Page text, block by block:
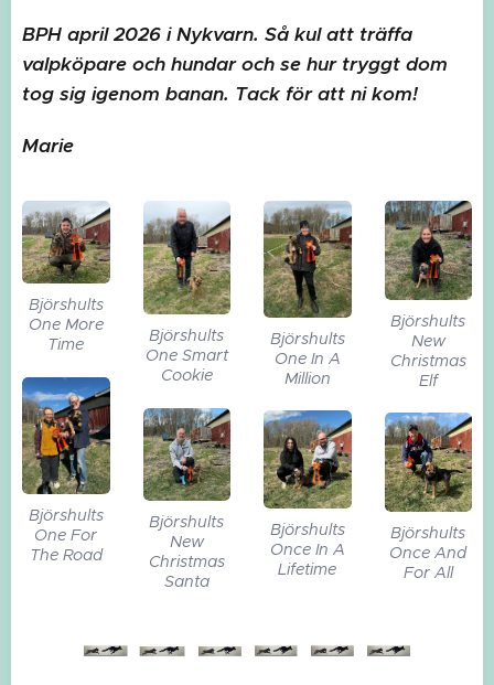
BPH april 2026 i Nykvarn. Så kul att träffa
valpköpare och hundar och se hur tryggt dom
tog sig igenom banan. Tack för att ni kom!
Marie
Björshults
One More
Time
Björshults
One Smart
Cookie
Björshults
One In A
Million
Björshults
New
Christmas
Elf
Björshults
One For
The Road
Björshults
New
Christmas
Santa
Björshults
Once In A
Lifetime
Björshults
Once And
For All